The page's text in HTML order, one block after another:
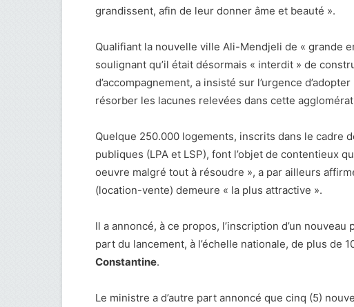
grandissent, afin de leur donner âme et beauté ».
Qualifiant la nouvelle ville Ali-Mendjeli de « grande
soulignant qu’il était désormais « interdit » de
d’accompagnement, a insisté sur l’urgence
résorber les lacunes relevées dans cette
Quelque 250.000 logements, inscrits dans le cadre
publiques (LPA et LSP), font l’objet de contentieux
oeuvre malgré tout à résoudre », a par ailleurs
(location-vente) demeure « la plus attractive ».
Il a annoncé, à ce propos, l’inscription d’un
part du lancement, à l’échelle nationale, de plus de
Constantine.
Le ministre a d’autre part annoncé que cinq (5)